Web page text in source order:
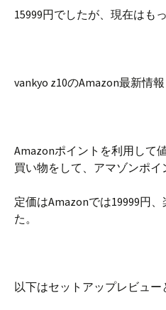
15999円でしたが、現在はも
vankyo z10のAmazon最新情
Amazonポイントを利用して
買い物をして、アマゾンポイ
定価はAmazonでは19999円
た。
以下はセットアップレビュー